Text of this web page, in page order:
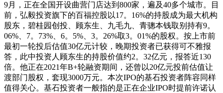
9月，正在全国开设曲营门店达到800家，遍及40多个城市。目
前，弘毅投资旗下的百福控股以17。16%的持股成为最大机构
股东，碧桂园创投、顾东生、九毛九、青骢本钱取别持有9。
06%、7。73%、6。5%、3。26%取3。01%的股权。按上市前
最初一轮投后估值30亿元计较，晚期投资者已获得可不雅报
答，此中投资人顾东生的持股价值约2。32亿元，报答近130
倍。他正在2021年B+轮融资期间，还曾以20亿元投前估值让
渡部门股权，套现3000万元。本次IPO的基石投资者阵容同样
值得关心。基石投资者一般指的是正在企业IPO时提前许诺认